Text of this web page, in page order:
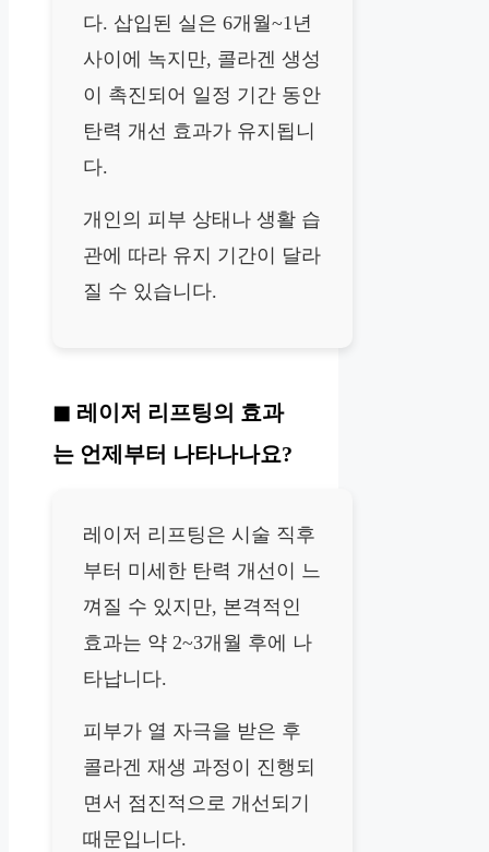
다. 삽입된 실은 6개월~1년
사이에 녹지만, 콜라겐 생성
이 촉진되어 일정 기간 동안
탄력 개선 효과가 유지됩니
다.
개인의 피부 상태나 생활 습
관에 따라 유지 기간이 달라
질 수 있습니다.
레이저 리프팅의 효과
는 언제부터 나타나나요?
레이저 리프팅은 시술 직후
부터 미세한 탄력 개선이 느
껴질 수 있지만, 본격적인
효과는 약 2~3개월 후에 나
타납니다.
피부가 열 자극을 받은 후
콜라겐 재생 과정이 진행되
면서 점진적으로 개선되기
때문입니다.